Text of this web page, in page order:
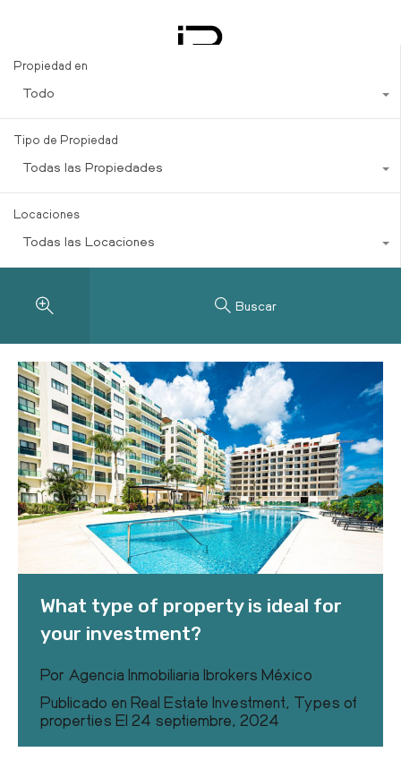
Propiedad en
Todo
Tipo de Propiedad
Todas las Propiedades
Locaciones
Todas las Locaciones
Buscar
What type of property is ideal for
your investment?
Por Agencia Inmobiliaria Ibrokers México
Publicado en Real Estate Investment, Types of
properties El 24 septiembre, 2024